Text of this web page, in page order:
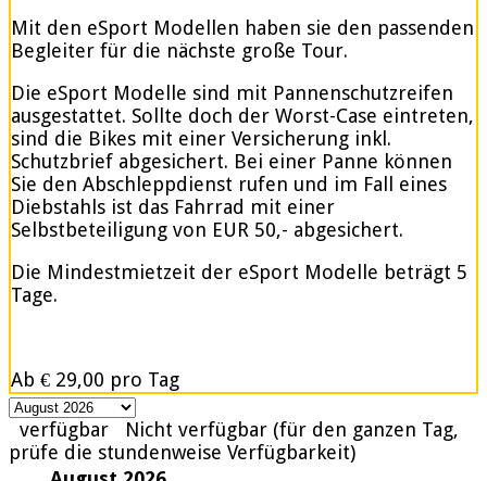
Mit den eSport Modellen haben sie den passenden
Begleiter für die nächste große Tour.
Die eSport Modelle sind mit Pannenschutzreifen
ausgestattet. Sollte doch der Worst-Case eintreten,
sind die Bikes mit einer Versicherung inkl.
Schutzbrief abgesichert. Bei einer Panne können
Sie den Abschleppdienst rufen und im Fall eines
Diebstahls ist das Fahrrad mit einer
Selbstbeteiligung von EUR 50,- abgesichert.
Die Mindestmietzeit der eSport Modelle beträgt 5
Tage.
Ab € 29,00 pro Tag
verfügbar
Nicht verfügbar (für den ganzen Tag,
prüfe die stundenweise Verfügbarkeit)